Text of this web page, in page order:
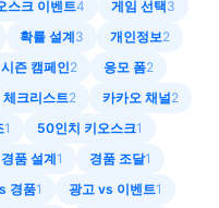
스크 이벤트4 게임 선택3
확률 설계3 개인정보2
시즌 캠페인2 응모 폼2
체크리스트2 카카오 채널2
1 50인치 키오스크1
경품 설계1 경품 조달1
경품1 광고 vs 이벤트1